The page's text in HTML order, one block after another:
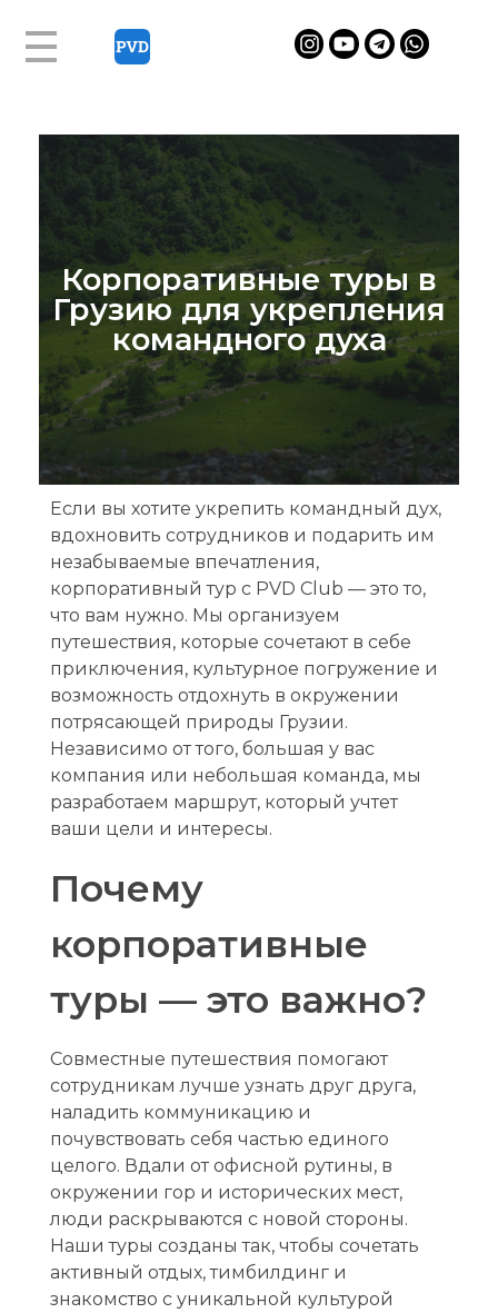
К
п
о
а
т
и
в
н
ы
е
т
у
р
ы
в
Г
р
у
з
ю
с
P
V
D
C
Корпоративные туры в
Грузию для укрепления
командного духа
Если вы хотите укрепить командный дух,
вдохновить сотрудников и подарить им
незабываемые впечатления,
корпоративный тур с PVD Club — это то,
что вам нужно. Мы организуем
путешествия, которые сочетают в себе
приключения, культурное погружение и
возможность отдохнуть в окружении
потрясающей природы Грузии.
Независимо от того, большая у вас
компания или небольшая команда, мы
разработаем маршрут, который учтет
ваши цели и интересы.
Почему
корпоративные
туры — это важно?
Совместные путешествия помогают
сотрудникам лучше узнать друг друга,
наладить коммуникацию и
почувствовать себя частью единого
целого. Вдали от офисной рутины, в
окружении гор и исторических мест,
люди раскрываются с новой стороны.
Наши туры созданы так, чтобы сочетать
активный отдых, тимбилдинг и
знакомство с уникальной культурой